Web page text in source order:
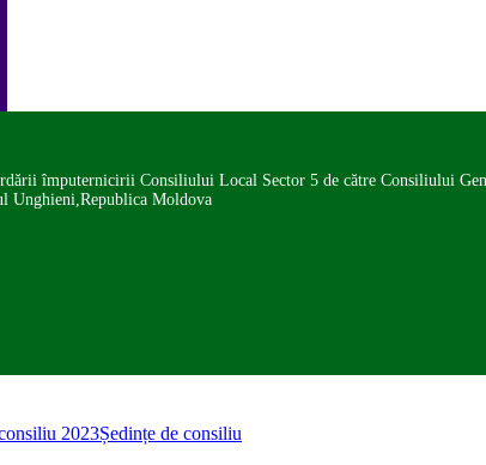
împuternicirii Consiliului Local Sector 5 de către Consiliului
Unghieni,Republica Moldova
2023Ședințe de consiliu